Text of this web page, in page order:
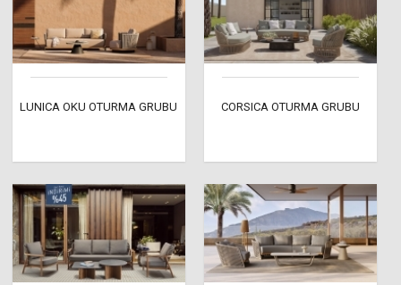
LUNICA OKU OTURMA GRUBU CORSICA OTURMA GRUBU